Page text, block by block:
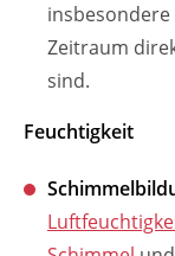
Zeitraum
sind.
Feuchtigkeit